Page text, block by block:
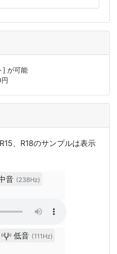
] が可能
円
、R18のサンプルは表示
音 (238Hz)
低音 (111Hz)